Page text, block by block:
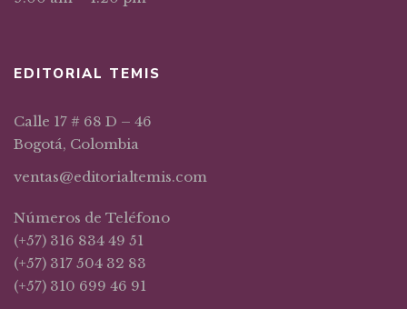
EDITORIAL TEMIS
Calle 17 # 68 D – 46
Bogotá, Colombia
ventas@editorialtemis.com
Números de Teléfono
(+57) 316 834 49 51
(+57) 317 504 32 83
(+57) 310 699 46 91